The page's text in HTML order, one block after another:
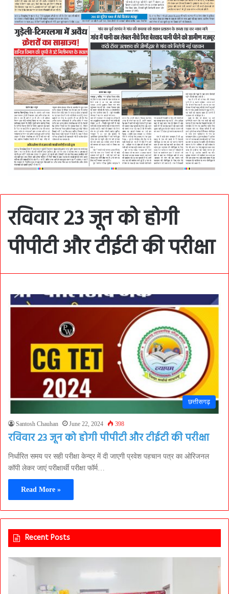
रविवार 23 जून को होगी
पीपीटी और टीईटी की परीक्षा
छत्तीसगढ़
Santosh Chauhan June 22, 2024 398
रविवार 23 जून को होगी पीपीटी और टीईटी की परीक्षा
निर्धारित समय पर सही परीक्षा केन्द्र में दी जाएगी प्रवेश पहचान पत्र का ओरिजनल
कॉपी लेकर जाएं परीक्षार्थी परीक्षा फॉर्म…
Read More »
Recent Posts